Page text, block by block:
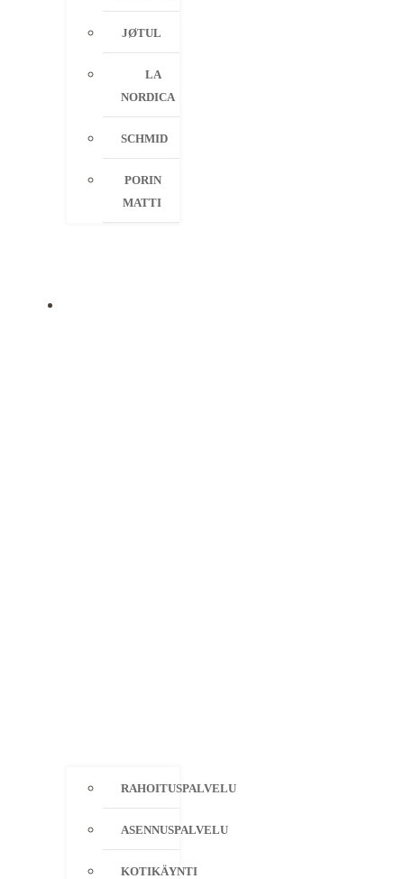
JØTUL
LA
NORDICA
SCHMID
PORIN
MATTI
RAHOITUSPALVELU
ASENNUSPALVELU
KOTIKÄYNTI